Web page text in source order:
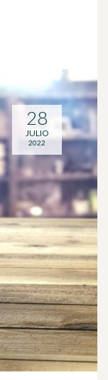
28
JULIO
2022